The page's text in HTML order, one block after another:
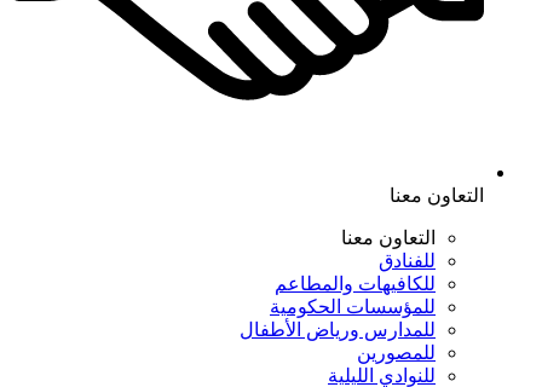
التعاون معنا
التعاون معنا
للفنادق
للكافيهات والمطاعم
للمؤسسات الحكومية
للمدارس ورياض الأطفال
للمصورين
للنوادي الليلية